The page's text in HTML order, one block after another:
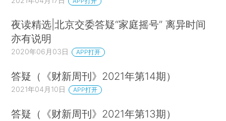
夜读精选|北京交委答疑“家庭摇号” 离异时间
亦有说明
2020年06月03日 APP打开
答疑（《财新周刊》2021年第14期）
2021年04月10日 APP打开
答疑（《财新周刊》2021年第13期）